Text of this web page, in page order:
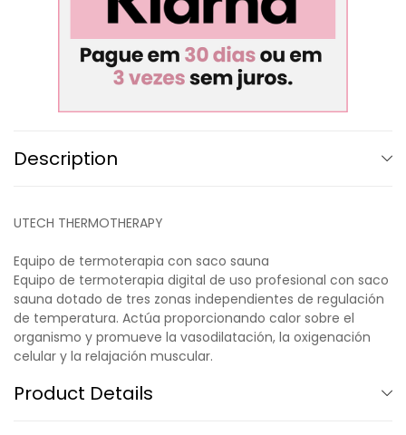
Description
UTECH THERMOTHERAPY
Equipo de termoterapia con saco sauna
Equipo de termoterapia digital de uso profesional con saco
sauna dotado de tres zonas independientes de regulación
de temperatura. Actúa proporcionando calor sobre el
organismo y promueve la vasodilatación, la oxigenación
celular y la relajación muscular.
Product Details